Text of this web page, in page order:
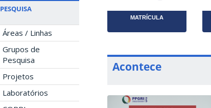
PESQUISA
Áreas / Linhas
Grupos de
Pesquisa
Projetos
Laboratórios
MATRÍCULA
Acontece